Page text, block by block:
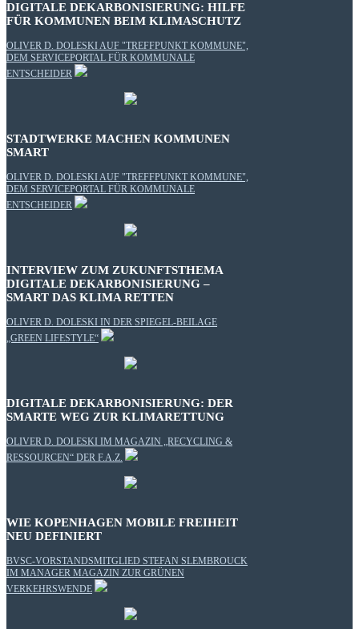
DIGITALE DEKARBONISIERUNG: HILFE
FÜR KOMMUNEN BEIM KLIMASCHUTZ
OLIVER D. DOLESKI AUF "TREFFPUNKT KOMMUNE",
DEM SERVICEPORTAL FÜR KOMMUNALE
ENTSCHEIDER
STADTWERKE MACHEN KOMMUNEN
SMART
OLIVER D. DOLESKI AUF "TREFFPUNKT KOMMUNE",
DEM SERVICEPORTAL FÜR KOMMUNALE
ENTSCHEIDER
INTERVIEW ZUM ZUKUNFTSTHEMA
DIGITALE DEKARBONISIERUNG –
SMART DAS KLIMA RETTEN
OLIVER D. DOLESKI IN DER SPIEGEL-BEILAGE
„GREEN LIFESTYLE“
DIGITALE DEKARBONISIERUNG: DER
SMARTE WEG ZUR KLIMARETTUNG
OLIVER D. DOLESKI IM MAGAZIN „RECYCLING &
RESSOURCEN“ DER F.A.Z.
WIE KOPENHAGEN MOBILE FREIHEIT
NEU DEFINIERT
BVSC-VORSTANDSMITGLIED STEFAN SLEMBROUCK
IM MANAGER MAGAZIN ZUR GRÜNEN
VERKEHRSWENDE